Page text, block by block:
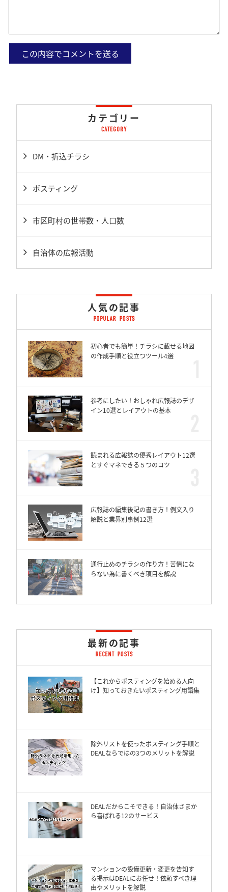
カテゴリー
DM・折込チラシ
ポスティング
市区町村の世帯数・人口数
自治体の広報活動
人気の記事
初心者でも簡単！チラシに載せる地図
の作成手順と役立つツール4選
参考にしたい！おしゃれ広報誌のデザ
イン10選とレイアウトの基本
読まれる広報誌の優秀レイアウト12選
とすぐマネできる５つのコツ
広報誌の編集後記の書き方！例文入り
解説と業界別事例12選
通行止めのチラシの作り方！苦情にな
らない為に書くべき項目を解説
最新の記事
【これからポスティングを始める人向
け】知っておきたいポスティング用語集
除外リストを使ったポスティング手順と
DEALならではの3つのメリットを解説
DEALだからこそできる！自治体さまか
ら喜ばれる12のサービス
マンションの設備更新・変更を告知す
る掲示はDEALにお任せ！依頼すべき理
由やメリットを解説